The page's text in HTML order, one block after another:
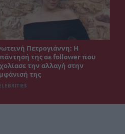
Πετρογιάννη: Η
της σε follower που
την αλλαγή στην
της